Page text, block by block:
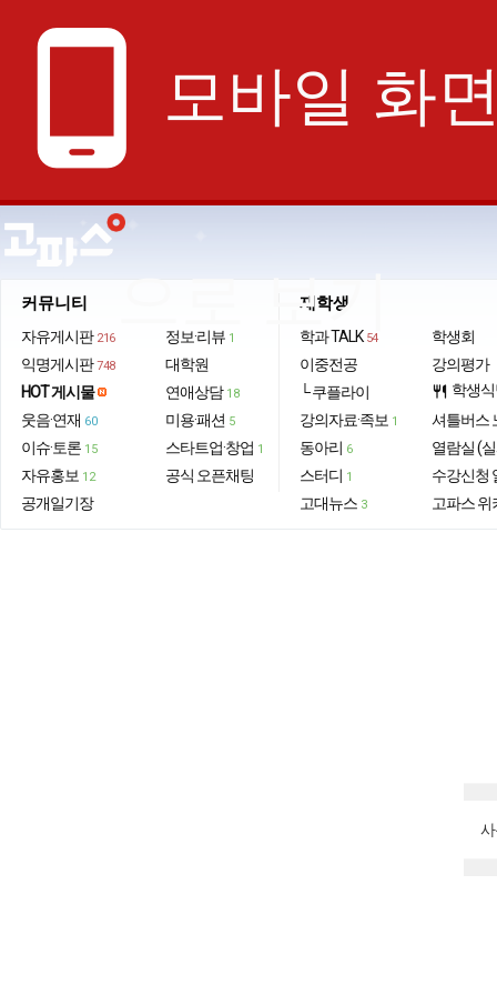
phone_android 모바일 화
으로 보기
커뮤니티
자유게시판 216
익명게시판 748
HOT 게시물
웃음·연재 60
이슈·토론 15
자유홍보 12
공개일기장
정보·리뷰 1
대학원
연애상담 18
미용·패션 5
스타트업·창업 1
공식 오픈채팅
재학생
학과 TALK 54
이중전공
└ 쿠플라이
강의자료·족보 1
동아리 6
스터디 1
고대뉴스 3
학생회
강의평가
restaurant 학생
셔틀버스
열람실 (
수강신청
고파스 위